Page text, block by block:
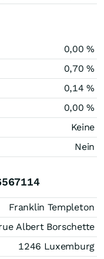
0,00 %
0,70 %
0,14 %
0,00 %
Keine
Nein
Franklin Templeton
Albert Borschette
1246 Luxemburg